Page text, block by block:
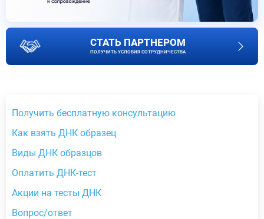
СТАТЬ ПАРТНЕРОМ
ПОЛУЧИТЬ УСЛОВИЯ СОТРУДНИЧЕСТВА
Получить бесплатную консультацию
Как взять ДНК образец
Виды ДНК образцов
Оплатить ДНК-тест
Акции на тесты ДНК
Вопрос/ответ